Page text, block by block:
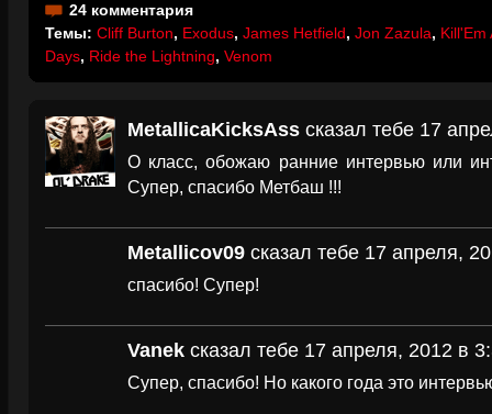
24 комментария
Темы: Cliff Burton, Exodus, James Hetfield, Jon Zazula, Kill'Em
Days, Ride the Lightning, Venom
MetallicaKicksAss сказал тебе 17
О класс, обожаю ранние интервью или
Супер, спасибо Метбаш !!!
Metallicov09 сказал тебе 17 апреля,
спасибо! Супер!
Vanek сказал тебе 17 апреля, 2012 в
Супер, спасибо! Но какого года это